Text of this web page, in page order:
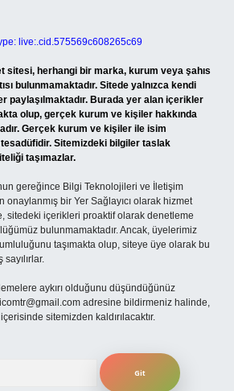
live:.cid.575569c608265c69
sitesi, herhangi bir marka, kurum veya şahıs
bulunmamaktadır. Sitede yalnızca kendi
paylaşılmaktadır. Burada yer alan içerikler
olup, gerçek kurum ve kişiler hakkında
Gerçek kurum ve kişiler ile isim
Sitemizdeki bilgiler taslak
taşımazlar.
gereğince Bilgi Teknolojileri ve İletişim
onaylanmış bir Yer Sağlayıcı olarak hizmet
sitedeki içerikleri proaktif olarak denetleme
bulunmamaktadır. Ancak, üyelerimiz
taşımakta olup, siteye üye olarak bu
aykırı olduğunu düşündüğünüz
adresine bildirmeniz halinde,
sitemizden kaldırılacaktır.